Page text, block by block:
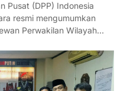
Pusat (DPP) Indonesia
resmi mengumumkan
Perwakilan Wilayah…